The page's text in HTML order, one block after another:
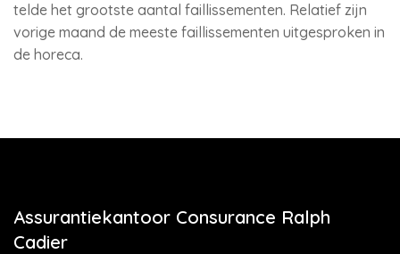
telde het grootste aantal faillissementen. Relatief zijn
vorige maand de meeste faillissementen uitgesproken in
de horeca.
Assurantiekantoor Consurance Ralph
Cadier